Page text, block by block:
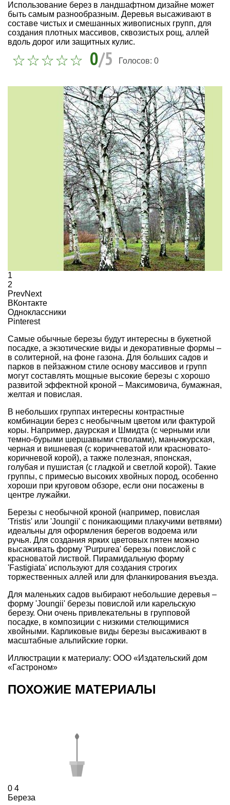
Использование берез в ландшафтном дизайне может
быть самым разнообразным. Деревья высаживают в
составе чистых и смешанных живописных групп, для
создания плотных массивов, сквозистых рощ, аллей
вдоль дорог или защитных кулис.
0/5 Голосов: 0
1
2
PrevNext
ВКонтакте
Одноклассники
Pinterest
Самые обычные березы будут интересны в букетной
посадке, а экзотические виды и декоративные формы –
в солитерной, на фоне газона. Для больших садов и
парков в пейзажном стиле основу массивов и групп
могут составлять мощные высокие березы с хорошо
развитой эффектной кроной – Максимовича, бумажная,
желтая и повислая.
В небольших группах интересны контрастные
комбинации берез с необычным цветом или фактурой
коры. Например, даурская и Шмидта (с черными или
темно-бурыми шершавыми стволами), маньчжурская,
черная и вишневая (с коричневатой или красновато-
коричневой корой), а также полезная, японская,
голубая и пушистая (с гладкой и светлой корой). Такие
группы, с примесью высоких хвойных пород, особенно
хороши при круговом обзоре, если они посажены в
центре лужайки.
Березы с необычной кроной (например, повислая
'Tristis' или 'Joungii' с поникающими плакучими ветвями)
идеальны для оформления берегов водоема или
ручья. Для создания ярких цветовых пятен можно
высаживать форму 'Purpurea' березы повислой с
красноватой листвой. Пирамидальную форму
'Fastigiata' используют для создания строгих
торжественных аллей или для фланкирования въезда.
Для маленьких садов выбирают небольшие деревья –
форму 'Joungii' березы повислой или карельскую
березу. Они очень привлекательны в групповой
посадке, в композиции с низкими стелющимися
хвойными. Карликовые виды березы высаживают в
масштабные альпийские горки.
Иллюстрации к материалу: ООО «Издательский дом
«Гастроном»
ПОХОЖИЕ МАТЕРИАЛЫ
0 4
Береза